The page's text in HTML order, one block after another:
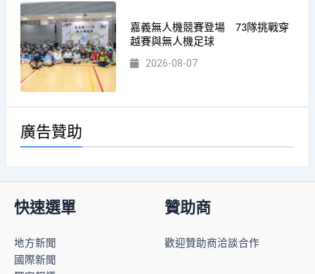
嘉義無人機競賽登場 73隊挑戰穿
越賽與無人機足球
2026-08-07
廣告贊助
快速選單
地方新聞
國際新聞
贊助商
歡迎贊助商洽談合作